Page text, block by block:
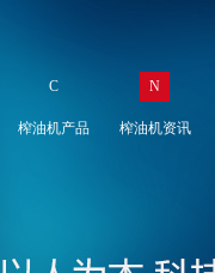
C
榨油机产品
N
榨油机资讯